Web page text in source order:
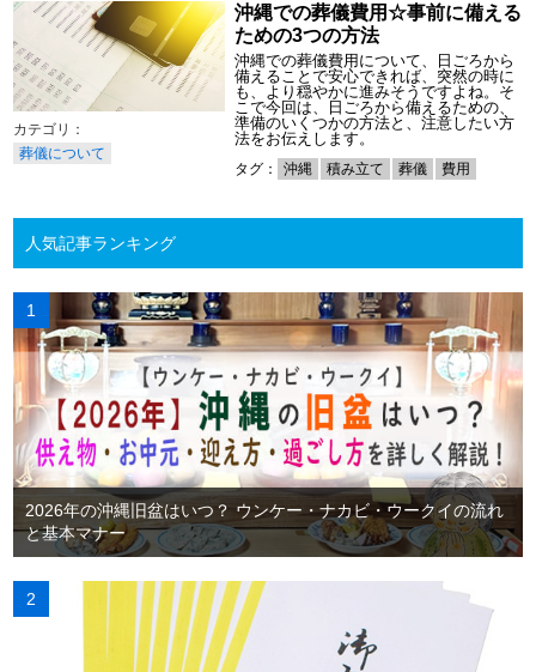
葬儀について
沖縄での葬儀費用☆事前に備える
ための3つの方法
沖縄での葬儀費用について、日ごろから
備えることで安心できれば、突然の時に
も、より穏やかに進みそうですよね。そ
こで今回は、日ごろから備えるための、
準備のいくつかの方法と、注意したい方
法をお伝えします。
タグ： 沖縄 積み立て 葬儀 費用
人気記事ランキング
2026年の沖縄旧盆はいつ？ ウンケー・ナカビ・ウークイの流れ
と基本マナー